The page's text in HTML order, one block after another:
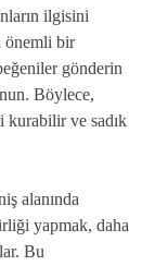
ilgisini
önemli bir
gönderin
Böylece,
ve sadık
alanında
yapmak, daha
Bu